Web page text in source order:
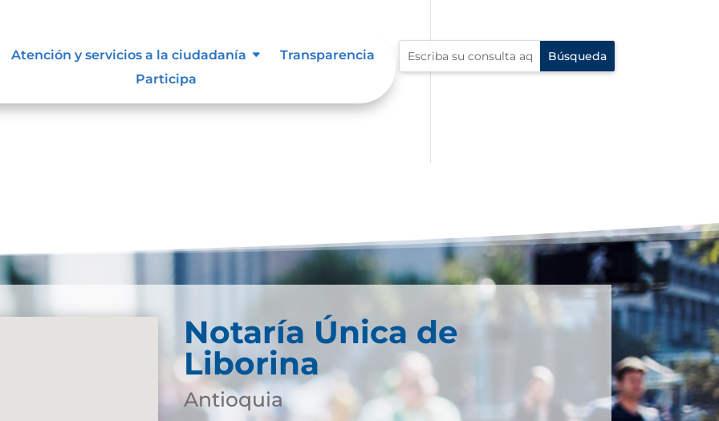
Atención y servicios a la ciudadanía
Transparencia
Participa
supervisión, notificación y
sujeto obligado
Notaría Única de
Liborina
Antioquia